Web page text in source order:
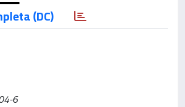
(DC)
6